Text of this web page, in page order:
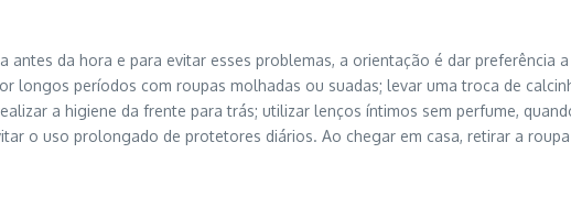
antes da hora e para evitar esses problemas, a orientação é dar preferência
longos períodos com roupas molhadas ou suadas; levar uma troca de
a higiene da frente para trás; utilizar lenços íntimos sem perfume,
o uso prolongado de protetores diários. Ao chegar em casa, retirar a